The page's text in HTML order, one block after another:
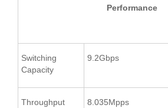
Performance
Switching
Capacity
9.2Gbps
Throughput 8.035Mpps